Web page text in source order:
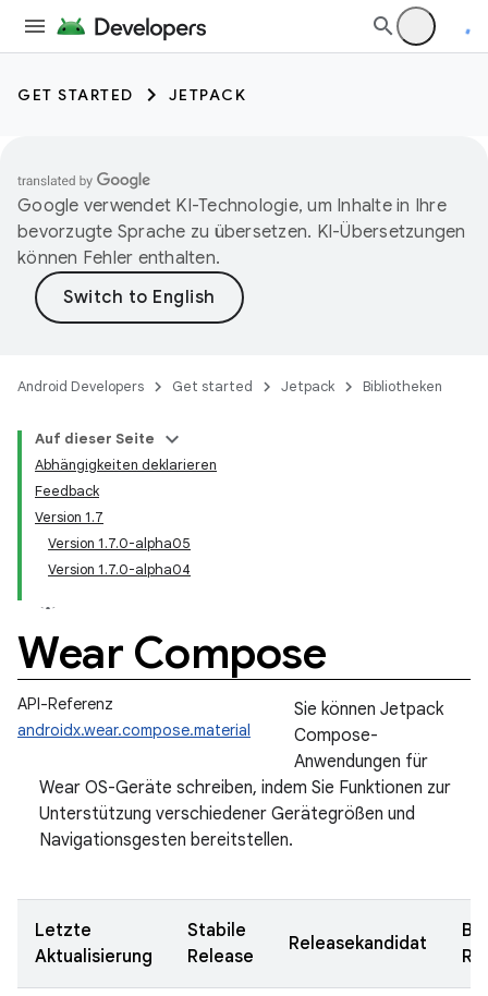
GET STARTED JETPACK
Google verwendet KI-Technologie, um Inhalte in Ihre
bevorzugte Sprache zu übersetzen. KI-Übersetzungen
können Fehler enthalten.
Android Developers Get started Jetpack Bibliotheken
Auf dieser Seite
Abhängigkeiten deklarieren
Feedback
Version 1.7
Version 1.7.0-alpha05
Version 1.7.0-alpha04
Wear Compose
API-Referenz
androidx.wear.compose.material
Sie können Jetpack
Compose-
Anwendungen für
Wear OS-Geräte schreiben, indem Sie Funktionen zur
Unterstützung verschiedener Gerätegrößen und
Navigationsgesten bereitstellen.
Letzte
Aktualisierung
Stabile
Release
Releasekandidat